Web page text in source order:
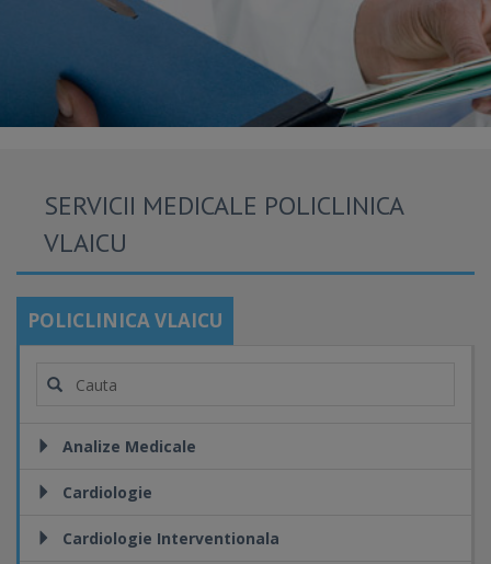
SERVICII MEDICALE POLICLINICA
VLAICU
POLICLINICA VLAICU
Analize Medicale
Cardiologie
Cardiologie Interventionala